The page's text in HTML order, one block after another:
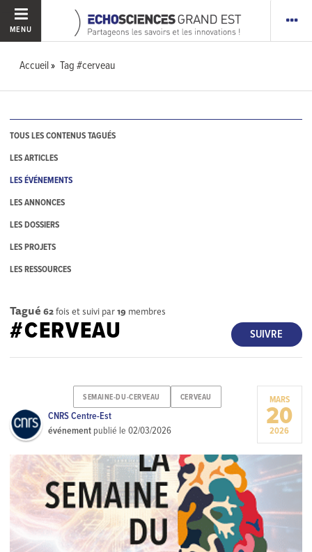
MENU
Accueil Tag #cerveau
TOUS LES CONTENUS TAGUÉS
LES ARTICLES
LES ÉVÉNEMENTS
LES ANNONCES
LES DOSSIERS
LES PROJETS
LES RESSOURCES
Tagué 62fois et suivi par19 membres
SUIVRE
#CERVEAU
SEMAINE-DU-CERVEAU CERVEAU
CNRS Centre-Est
événement publié le02/03/2026
MARS
20
2026